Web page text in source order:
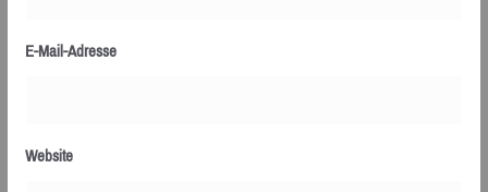
E-Mail-Adresse
Website